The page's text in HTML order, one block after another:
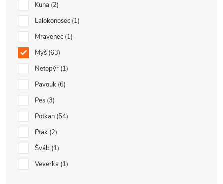
Kuna 2
Lalokonosec 1
Mravenec 1
Myš 63
Netopýr 1
Pavouk 6
Pes 3
Potkan 54
Pták 2
Šváb 1
Veverka 1